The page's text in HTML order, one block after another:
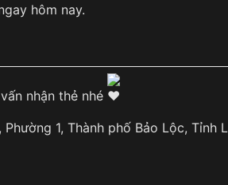
hôm nay.
nhận thẻ nhé
1, Thành phố Bảo Lộc, Tỉnh